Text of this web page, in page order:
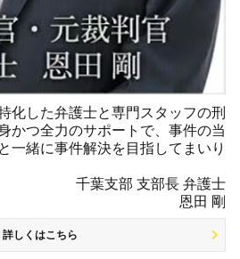
化した弁護士と専門スタッフの刑
かつ全力のサポートで、事件の当
一緒に事件解決を目指してまいり
千葉支部 支部長 弁護士
恩田 剛
詳しくはこちら